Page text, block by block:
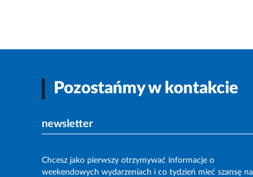
Pozostańmy w kontakcie
newsletter
Chcesz jako pierwszy otrzymywać informacje o
weekendowych wydarzeniach i co tydzień mieć szansę na